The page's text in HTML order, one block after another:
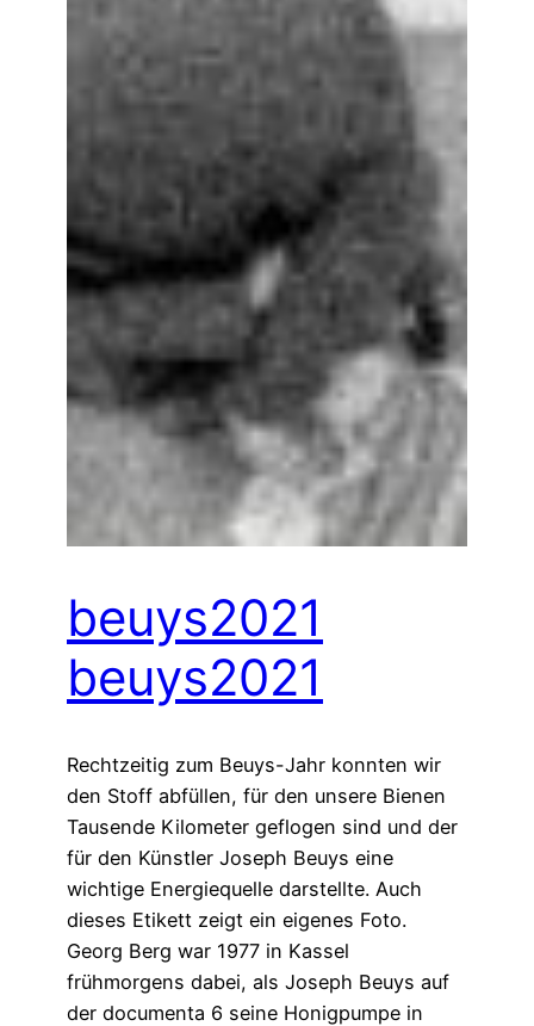
beuys2021
beuys2021
Rechtzeitig zum Beuys-Jahr konnten wir
den Stoff abfüllen, für den unsere Bienen
Tausende Kilometer geflogen sind und der
für den Künstler Joseph Beuys eine
wichtige Energiequelle darstellte. Auch
dieses Etikett zeigt ein eigenes Foto.
Georg Berg war 1977 in Kassel
frühmorgens dabei, als Joseph Beuys auf
der documenta 6 seine Honigpumpe in